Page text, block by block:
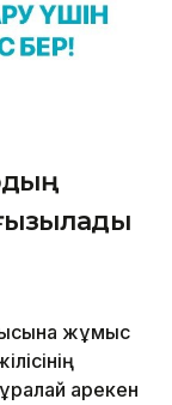
жұмыс
Қарекен